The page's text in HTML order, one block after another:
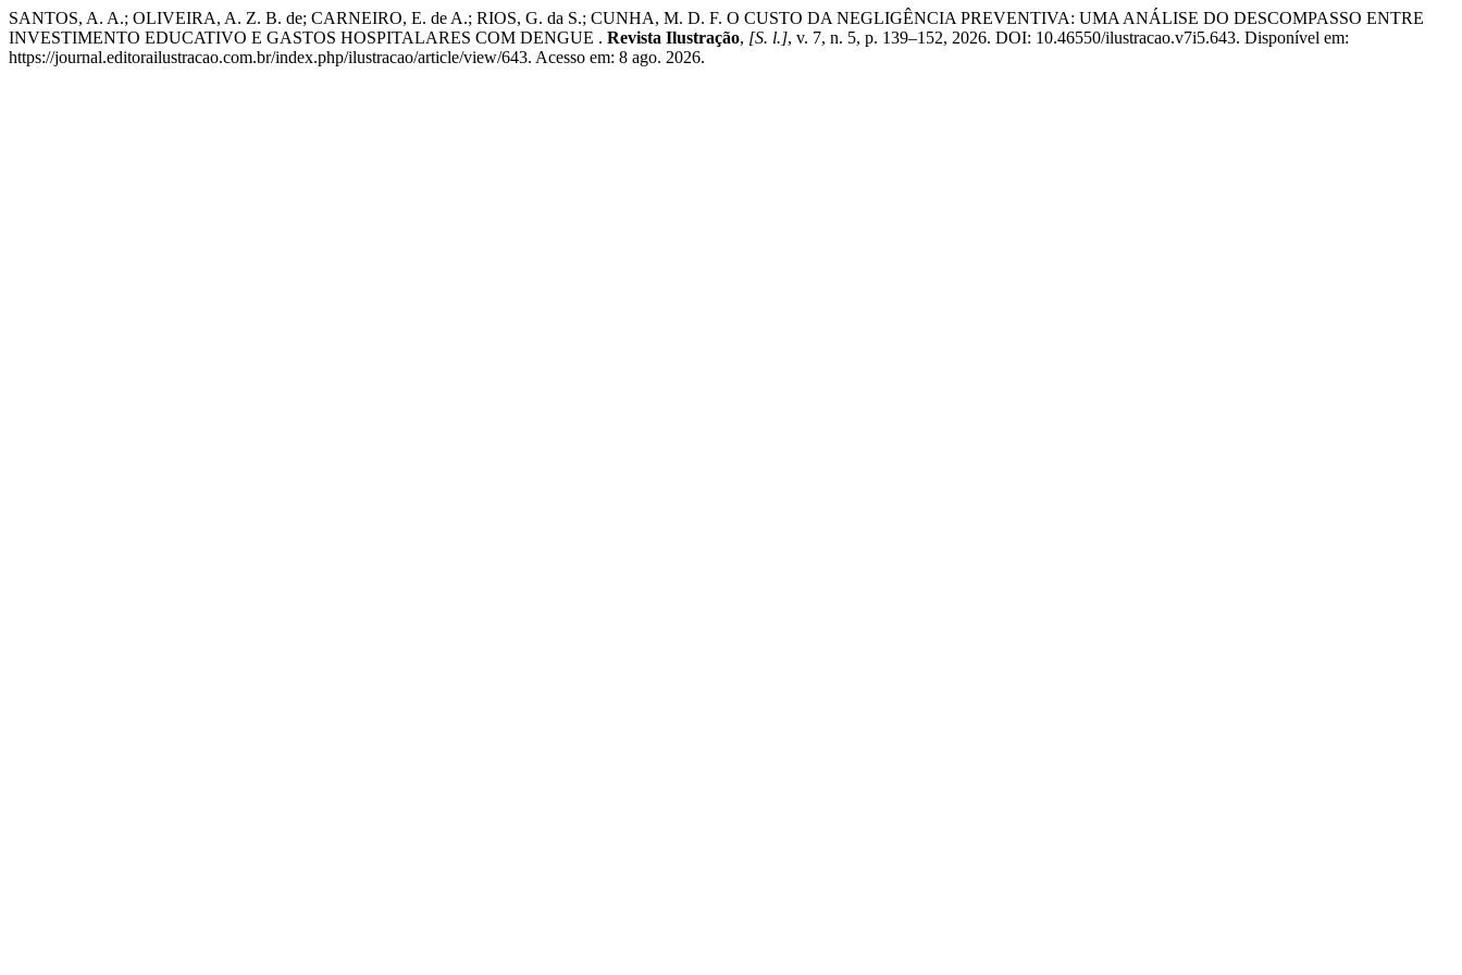
SANTOS, A. A.; OLIVEIRA, A. Z. B. de; CARNEIRO, E. de A.; RIOS, G. da S.; CUNHA, M. D. F. O CUSTO DA NEGLIGÊNCIA PREVENTIVA: UMA ANÁLISE DO DESCOMPASSO ENTRE
INVESTIMENTO EDUCATIVO E GASTOS HOSPITALARES COM DENGUE . Revista Ilustração, [S. l.], v. 7, n. 5, p. 139–152, 2026. DOI: 10.46550/ilustracao.v7i5.643. Disponível em:
https://journal.editorailustracao.com.br/index.php/ilustracao/article/view/643. Acesso em: 8 ago. 2026.